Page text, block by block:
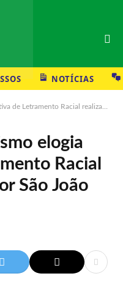
NOTÍCIAS
realizada n’O Maior São João Do Mundo
elogia
Racial
São João